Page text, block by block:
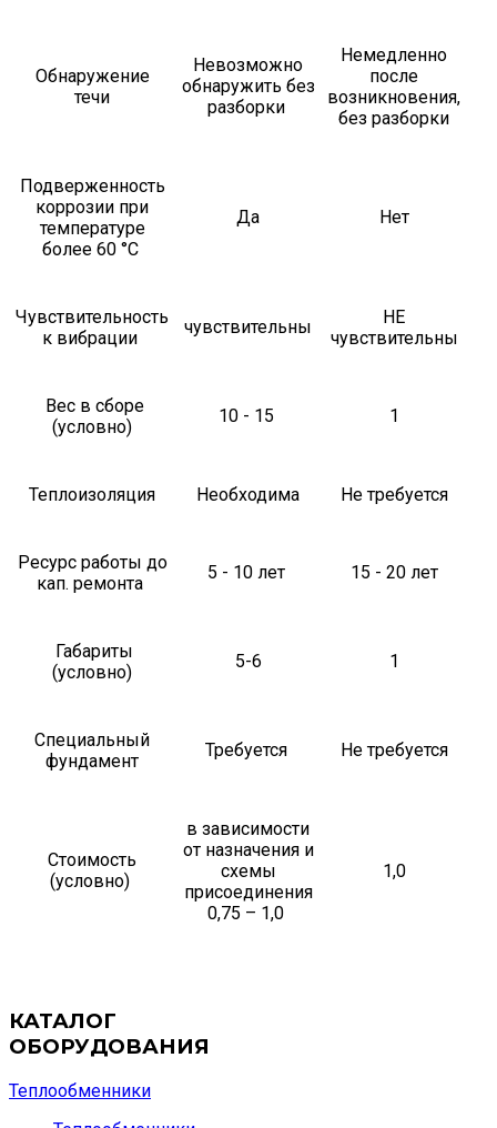
Обнаружение
течи
Невозможно
обнаружить без
разборки
Немедленно
после
возникновения,
без разборки
Подверженность
коррозии при
температуре
более 60 °С
Да Нет
Чувствительность
к вибрации
чувствительны
НЕ
чувствительны
Вес в сборе
(условно)
10 - 15 1
Теплоизоляция Необходима Не требуется
Ресурс работы до
кап. ремонта
5 - 10 лет 15 - 20 лет
Габариты
(условно)
5-6 1
Специальный
фундамент
Требуется Не требуется
Стоимость
(условно)
в зависимости
от назначения и
схемы
присоединения
0,75 – 1,0
1,0
КАТАЛОГ
ОБОРУДОВАНИЯ
Теплообменники